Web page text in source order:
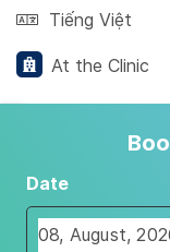
Tiếng Việt
At the Clinic
Date